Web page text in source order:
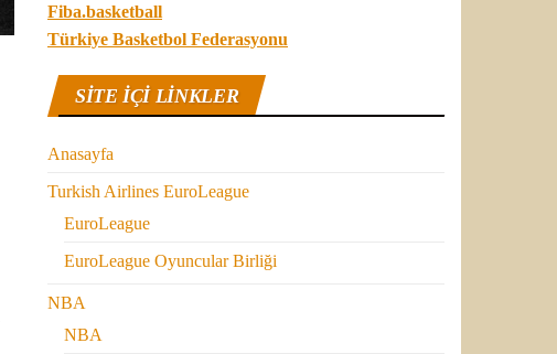
Fiba.basketball
Türkiye Basketbol Federasyonu
SITE IÇI LINKLER
Anasayfa
Turkish Airlines EuroLeague
EuroLeague
EuroLeague Oyuncular Birliği
NBA
NBA